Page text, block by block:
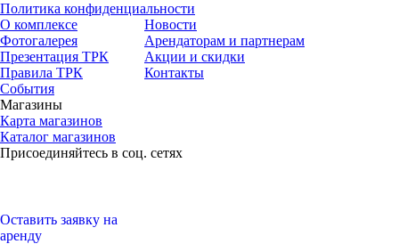
Политика конфиденциальности
О комплексе
Фотогалерея
Презентация ТРК
Правила ТРК
События
Новости
Арендаторам и партнерам
Акции и скидки
Контакты
Магазины
Карта магазинов
Каталог магазинов
Присоединяйтесь в соц. сетях
Оставить заявку на
аренду